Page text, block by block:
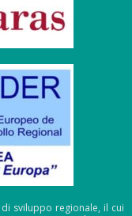
di sviluppo regionale, il cui